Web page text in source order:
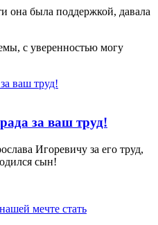
она была поддержкой, давала
с уверенностью могу
за ваш труд!
Игоревичу за его труд,
сын!